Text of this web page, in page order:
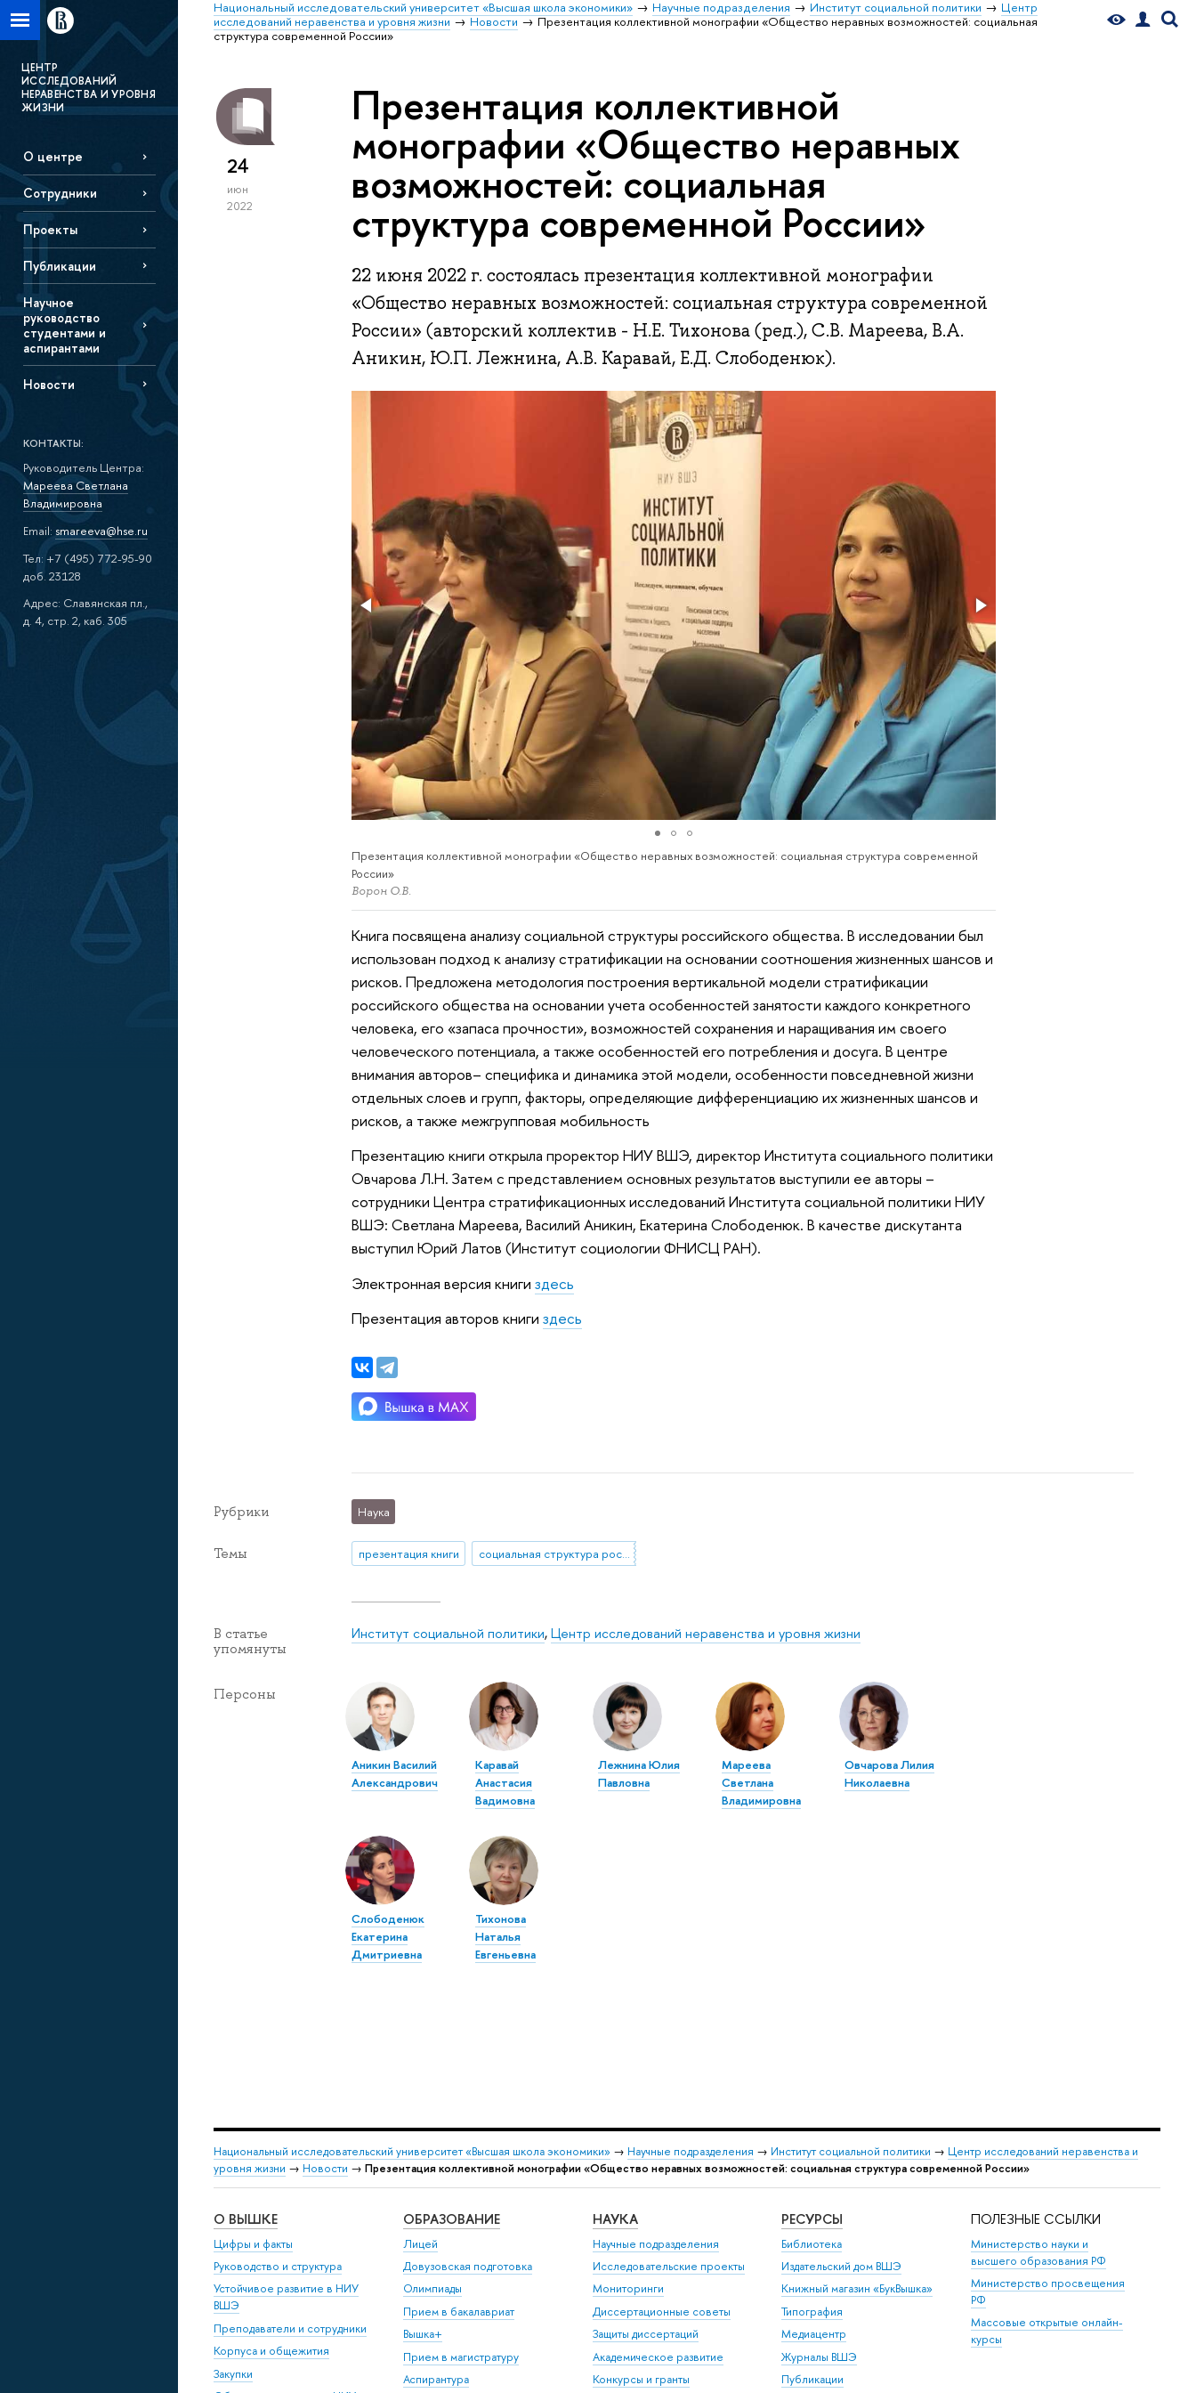
Национальный исследовательский университет «Высшая школа экономики» Научные подразделения Институт социальной политики
Центр
исследований неравенства и уровня жизни
Новости
Презентация коллективной монографии «Общество неравных возможностей: социальная
структура современной России»
ЦЕНТР
ИССЛЕДОВАНИЙ
НЕРАВЕНСТВА И УРОВНЯ
ЖИЗНИ
О центре
Сотрудники
Проекты
Публикации
Научное
руководство
студентами и
аспирантами
Новости
КОНТАКТЫ:
Руководитель Центра:
Мареева Светлана
Владимировна
Email: smareeva@hse.ru
Тел: +7 (495) 772-95-90
доб. 23128
Адрес: Славянская пл.,
д. 4, стр. 2, каб. 305
24
июн
2022
Презентация коллективной
монографии «Общество неравных
возможностей: социальная
структура современной России»
22 июня 2022 г. состоялась презентация коллективной монографии
«Общество неравных возможностей: социальная структура современной
России» (авторский коллектив - Н.Е. Тихонова (ред.), С.В. Мареева, В.А.
Аникин, Ю.П. Лежнина, А.В. Каравай, Е.Д. Слободенюк).
Презентация коллективной монографии «Общество неравных возможностей: социальная структура современной
России»
Ворон О.В.
Книга посвящена анализу социальной структуры российского общества. В исследовании был
использован подход к анализу стратификации на основании соотношения жизненных шансов и
рисков. Предложена методология построения вертикальной модели стратификации
российского общества на основании учета особенностей занятости каждого конкретного
человека, его «запаса прочности», возможностей сохранения и наращивания им своего
человеческого потенциала, а также особенностей его потребления и досуга. В центре
внимания авторов– специфика и динамика этой модели, особенности повседневной жизни
отдельных слоев и групп, факторы, определяющие дифференциацию их жизненных шансов и
рисков, а также межгрупповая мобильность
Презентацию книги открыла проректор НИУ ВШЭ, директор Института социального политики
Овчарова Л.Н. Затем с представлением основных результатов выступили ее авторы –
сотрудники Центра стратификационных исследований Института социальной политики НИУ
ВШЭ: Светлана Мареева, Василий Аникин, Екатерина Слободенюк. В качестве дискутанта
выступил Юрий Латов (Институт социологии ФНИСЦ РАН).
Электронная версия книгиздесь
Презентация авторов книгиздесь
Рубрики Наука
Темы презентация книги социальная структура российского общества
В статье
упомянуты
Институт социальной политики,Центр исследований неравенства и уровня жизни
Персоны
Аникин Василий
Александрович
Каравай
Анастасия
Вадимовна
Лежнина Юлия
Павловна
Мареева
Светлана
Владимировна
Овчарова Лилия
Николаевна
Слободенюк
Екатерина
Дмитриевна
Тихонова
Наталья
Евгеньевна
Национальный исследовательский университет «Высшая школа экономики» → Научные подразделения → Институт социальной политики → Центр исследований неравенства и
уровня жизни → Новости → Презентация коллективной монографии «Общество неравных возможностей: социальная структура современной России»
О ВЫШКЕ
Цифры и факты
Руководство и структура
Устойчивое развитие в НИУ
ВШЭ
Преподаватели и сотрудники
Корпуса и общежития
Закупки
ОБРАЗОВАНИЕ
Лицей
Довузовская подготовка
Олимпиады
Прием в бакалавриат
Вышка+
Прием в магистратуру
Аспирантура
НАУКА
Научные подразделения
Исследовательские проекты
Мониторинги
Диссертационные советы
Защиты диссертаций
Академическое развитие
Конкурсы и гранты
РЕСУРСЫ
Библиотека
Издательский дом ВШЭ
Книжный магазин «БукВышка»
Типография
Медиацентр
Журналы ВШЭ
Публикации
ПОЛЕЗНЫЕ ССЫЛКИ
Министерство науки и
высшего образования РФ
Министерство просвещения
РФ
Массовые открытые онлайн-
курсы